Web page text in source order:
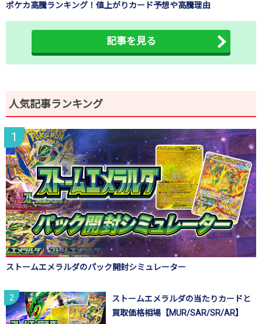
ポケカ高騰ランキング！値上がりカード予想や高騰理由
記事を見る
人気記事ランキング
ストームエメラルダのパック開封シミュレーター
ストームエメラルダの当たりカードと
買取価格相場【MUR/SAR/SR/AR】